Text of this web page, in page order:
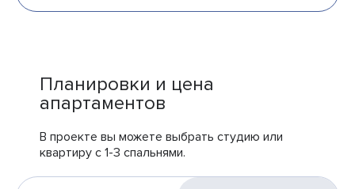
Планировки и цена
апартаментов
В проекте вы можете выбрать студию или
квартиру с 1-3 спальнями.